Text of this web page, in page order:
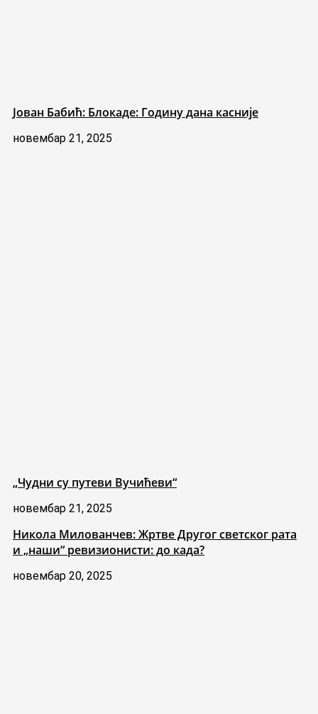
Јован Бабић: Блокаде: Годину дана касније
новембар 21, 2025
„Чудни су путеви Вучићеви“
новембар 21, 2025
Никола Милованчев: Жртве Другог светског рата
и „наши“ ревизионисти: до када?
новембар 20, 2025